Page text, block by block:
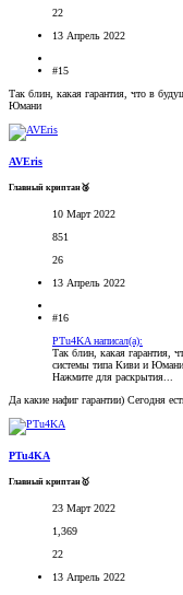
22
13 Апрель 2022
#15
Так блин, какая гарантия, что в
Юмани
AVEris
Главный криптан🥉
10 Март 2022
851
26
13 Апрель 2022
#16
PTu4KA написал(а):
Так блин, какая гарантия,
системы типа Киви и Юмани
Нажмите для раскрытия...
Да какие нафиг гарантии) Сегодня
PTu4KA
Главный криптан🥇
23 Март 2022
1,369
22
13 Апрель 2022